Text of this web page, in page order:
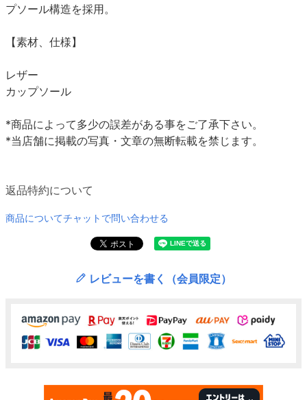
プソール構造を採用。
【素材、仕様】
レザー
カップソール
*商品によって多少の誤差がある事をご了承下さい。
*当店舗に掲載の写真・文章の無断転載を禁じます。
返品特約について
商品についてチャットで問い合わせる
レビューを書く（会員限定）